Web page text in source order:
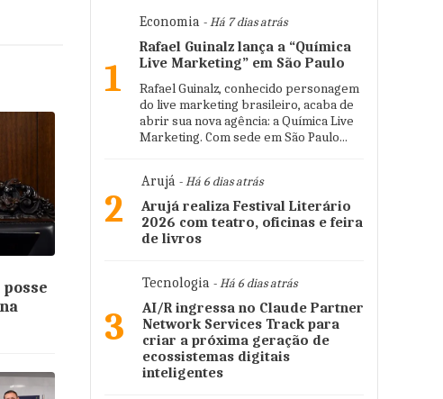
1
Economia - Há 7 dias atrás
Rafael Guinalz lança a “Química
Live Marketing” em São Paulo
Rafael Guinalz, conhecido personagem
do live marketing brasileiro, acaba de
abrir sua nova agência: a Química Live
Marketing. Com sede em São Paulo...
2
Arujá - Há 6 dias atrás
Arujá realiza Festival Literário
2026 com teatro, oficinas e feira
de livros
3
Tecnologia - Há 6 dias atrás
AI/R ingressa no Claude Partner
Network Services Track para
criar a próxima geração de
ecossistemas digitais
inteligentes